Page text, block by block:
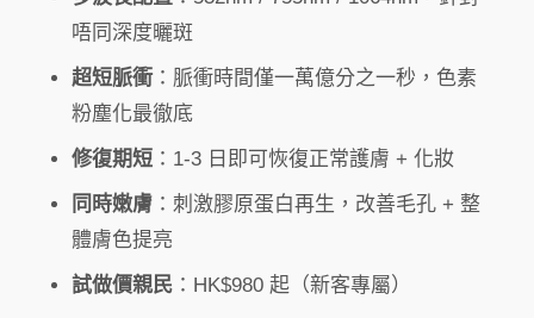
唔同深度曬斑
超短脈衝：脈衝時間僅一萬億分之一秒，色素
粉塵化最徹底
修復期短 ：1-3 日即可恢復正常護膚 + 化妝
同時嫩膚 ：刺激膠原蛋白再生，改善毛孔 + 整
體膚色提亮
試做價親民 ：HK$980 起（新客專屬）